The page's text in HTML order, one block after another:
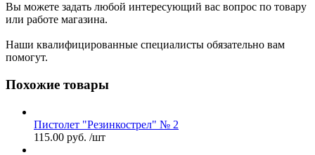
Вы можете задать любой интересующий вас вопрос по товару
или работе магазина.
Наши квалифицированные специалисты обязательно вам
помогут.
Похожие товары
Пистолет "Резинкострел" № 2
115.00 руб. /шт